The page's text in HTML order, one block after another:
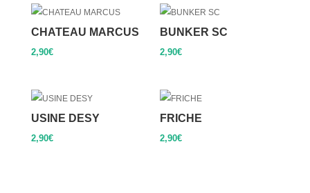
CHATEAU MARCUS
2,90€
BUNKER SC
2,90€
USINE DESY
2,90€
FRICHE
2,90€